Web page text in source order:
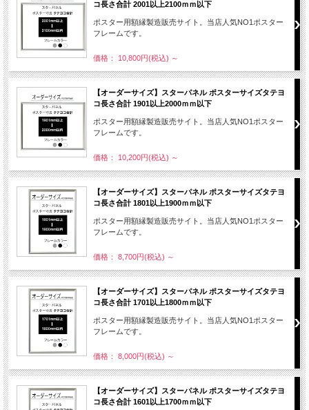
コ長さ合計 2001以上2100ｍｍ以下
ポスター用額縁製造販売サイト。当店人気NO1ポスター
フレームです。
価格： 10,800円(税込) ～
【オーダーサイズ】スターパネル ポスターサイズタテヨ
コ長さ合計 1901以上2000ｍｍ以下
ポスター用額縁製造販売サイト。当店人気NO1ポスター
フレームです。
価格： 10,200円(税込) ～
【オーダーサイズ】スターパネル ポスターサイズタテヨ
コ長さ合計 1801以上1900ｍｍ以下
ポスター用額縁製造販売サイト。当店人気NO1ポスター
フレームです。
価格： 8,700円(税込) ～
【オーダーサイズ】スターパネル ポスターサイズタテヨ
コ長さ合計 1701以上1800ｍｍ以下
ポスター用額縁製造販売サイト。当店人気NO1ポスター
フレームです。
価格： 8,000円(税込) ～
【オーダーサイズ】スターパネル ポスターサイズタテヨ
コ長さ合計 1601以上1700ｍｍ以下